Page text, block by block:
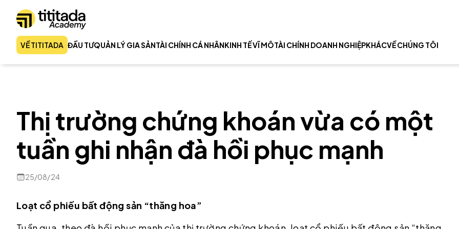
VỀ TITITADA ĐẦU TƯQUẢN LÝ GIA SẢNTÀI CHÍNH CÁ NHÂNKINH TẾ VĨ MÔTÀI CHÍNH DOANH NGHIỆPKHÁCVỀ CHÚNG TÔI
Thị trường chứng khoán vừa có một
tuần ghi nhận đà hồi phục mạnh
25/08/24
Loạt cổ phiếu bất động sản “thăng hoa”